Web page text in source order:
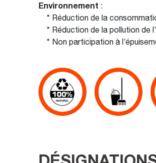
Environnement :
* Réduction de la
* Réduction de la pollution de
* Non participation à